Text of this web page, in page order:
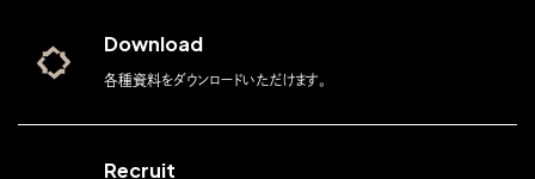
Download
各種資料をダウンロードいただけます。
Recruit